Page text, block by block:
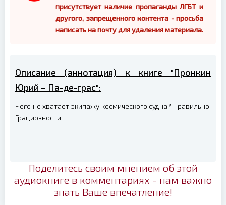
присутствует наличие пропаганды ЛГБТ и
другого, запрещенного контента - просьба
написать на почту для удаления материала.
Описание (аннотация) к книге "Пронкин
Юрий – Па-де-грас":
Чего не хватает экипажу космического судна? Правильно!
Грациозности!
Поделитесь своим мнением об этой
аудиокниге в комментариях - нам важно
знать Ваше впечатление!